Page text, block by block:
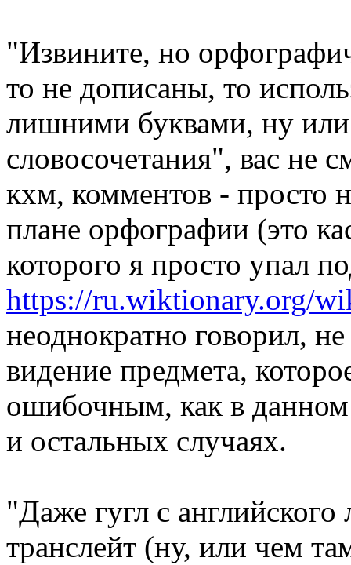
"Извините, но
то не дописаны, то
лишними буквами, ну
словосочетания", вас не
кхм, комментов - просто
плане орфографии (это
которого я просто упал
https://ru.wiktionary.org/
неоднократно говорил,
видение предмета,
ошибочным, как в
и остальных случаях.
"Даже гугл с
транслейт (ну, или чем